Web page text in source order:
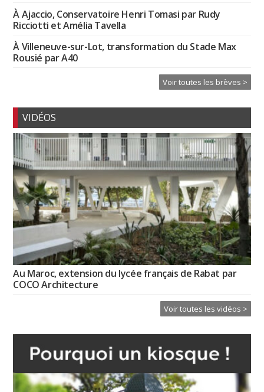
À Ajaccio, Conservatoire Henri Tomasi par Rudy
Ricciotti et Amélia Tavella
À Villeneuve-sur-Lot, transformation du Stade Max
Rousié par A40
Voir toutes les brèves >
VIDÉOS
Au Maroc, extension du lycée français de Rabat par
COCO Architecture
Voir toutes les vidéos >